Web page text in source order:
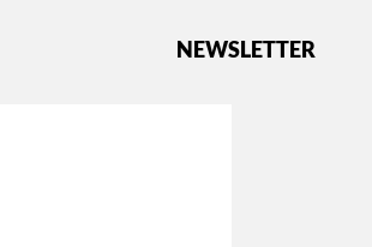
NEWSLETTER